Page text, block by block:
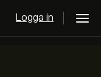
Logga in